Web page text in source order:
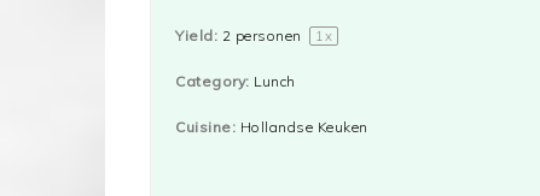
Yield: 2 personen 1x
Category: Lunch
Cuisine: Hollandse Keuken